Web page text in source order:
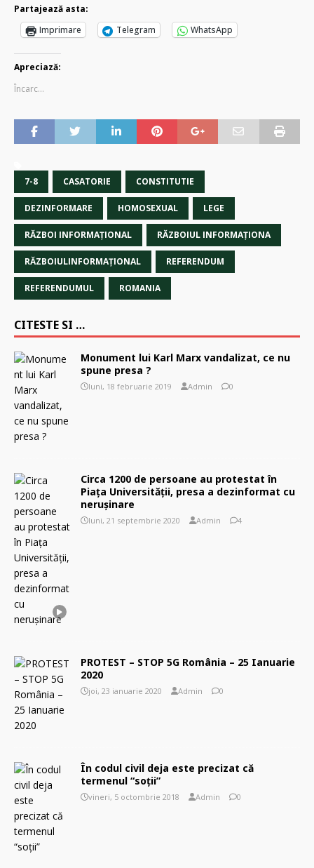
Partajează asta:
Imprimare
Telegram WhatsApp
Apreciază:
Încarc...
7-8 CASATORIE CONSTITUTIE
DEZINFORMARE HOMOSEXUAL LEGE
RĂZBOI INFORMAŢIONAL RĂZBOIUL INFORMAŢIONA
RĂZBOIULINFORMAŢIONAL REFERENDUM
REFERENDUMUL ROMANIA
CITESTE SI …
Monument lui Karl Marx vandalizat, ce nu
spune presa ?
luni, 18 februarie 2019 Admin 0
Circa 1200 de persoane au protestat în
Piața Universității, presa a dezinformat cu
neruşinare
luni, 21 septembrie 2020 Admin 4
PROTEST – STOP 5G România – 25 Ianuarie
2020
joi, 23 ianuarie 2020 Admin 0
În codul civil deja este precizat că
termenul “soţii”
vineri, 5 octombrie 2018 Admin 0